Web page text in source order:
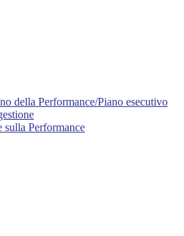
della Performance/Piano esecutivo
sulla Performance